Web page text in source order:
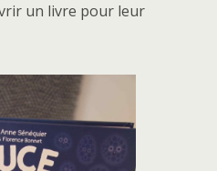
un livre pour leur